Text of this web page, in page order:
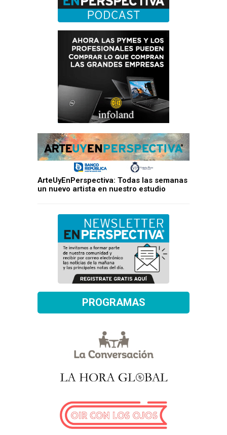
ArteUyEnPerspectiva: Todas las semanas
un nuevo artista en nuestro estudio
PROGRAMAS